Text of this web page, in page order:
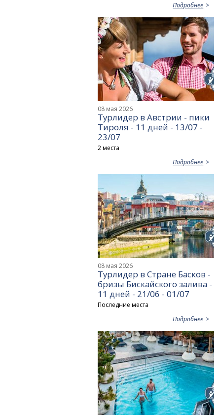
Подробнее
08 мая 2026
Турлидер в Австрии - пики
Тироля - 11 дней - 13/07 -
23/07
2 места
Подробнее
08 мая 2026
Турлидер в Стране Басков -
бризы Бискайского залива -
11 дней - 21/06 - 01/07
Последние места
Подробнее